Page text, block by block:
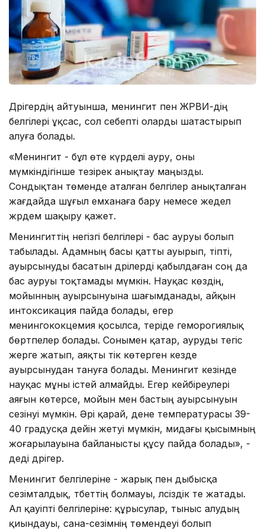
Дәрігердің айтуынша, менингит пен ЖРВИ-дің
белгілері ұқсас, сол себепті оларды шатастырып
алуға болады.
«Менингит - бұл өте күрделі ауру, оны
мүмкіндігінше тезірек анықтау маңызды.
Сондықтан төменде аталған белгілер анықталған
жағдайда шұғыл емханаға бару немесе жедел
жәрдем шақыру қажет.
Менингиттің негізгі белгілері - бас ауруы болып
табылады. Адамның басы қатты ауырып, тіпті,
ауырсынуды басатын дәрілерді қабылдаған соң да
бас ауруы тоқтамады мүмкін. Науқас көздің,
мойынның ауырсынуына шағымданады, айқын
интоксикация пайда болады, егер
менингококцемия қосылса, теріде геморогиялық
бөртпелер болады. Сонымен қатар, ауруды тегіс
жерге жатып, аяқты тік көтерген кезде
ауырсынудан тануға болады. Менингит кезінде
науқас мұны істей алмайды. Егер кейбіреулері
аяғын көтерсе, мойын мен бастың ауырсынуын
сезінуі мүмкін. Әрі қарай, дене температурасы 39-
40 градусқа дейін жетуі мүмкін, мидағы қысымның
жоғарылауына байланысты құсу пайда болады», -
деді дәрігер.
Менингит белгілеріне - жарық пен дыбысқа
сезімталдық, тәбеттің болмауы, әлсіздік те жатады.
Ал қауіпті белгілеріне: құрысулар, тыныс алудың
қиындауы, сана-сезімнің төмендеуі болып